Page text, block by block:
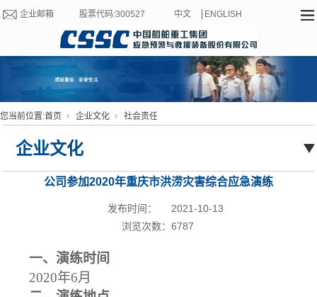
企业邮箱 股票代码:300527 中文 ENGLISH
您当前位置:首页 企业文化 社会责任
企业文化
公司参加2020年重庆市洪涝灾害综合应急演练
2021-10-13
发布时间：
浏览次数： 6787
一、演练时间
2020年6月